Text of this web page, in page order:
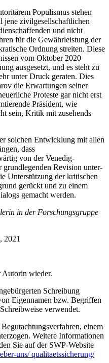
Populismus stehen
jene zivilgesellschaft­lichen
und nicht
für die Gewähr­leis­tung der
Ordnung streiten. Diese
vom Oktober 2020
ausgesetzt, und es steht zu
unter Druck geraten. Dies
die Erwartungen seiner
Proteste gar nicht erst
Prä­sident, wie
sein, Kritik mit zusehends
solchen Entwicklung mit allen
dass
von der Venedig-
grundlegenden Revision unter­
Unterstützung der kritischen
gerückt und zu einem
gemacht werden.
in der Forschungsgruppe
2021
Autorin wieder.
Schrei­bung
Eigennamen bzw. Begriffen
verwendet.
einem
Weitere Informationen
Sie auf der SWP-Website
uns/ qualitaetssicherung/